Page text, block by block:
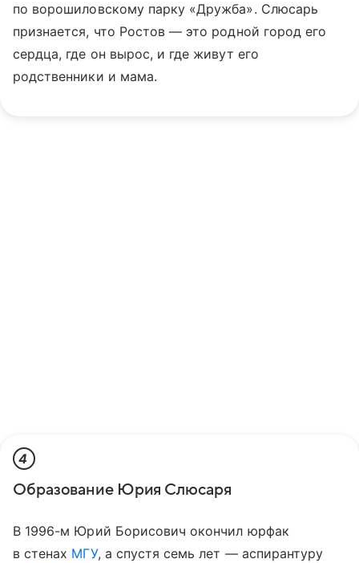
по ворошиловскому парку «Дружба». Слюсарь
признается, что Ростов — это родной город его
сердца, где он вырос, и где живут его
родственники и мама.
4
Образование Юрия Слюсаря
В 1996-м Юрий Борисович окончил юрфак
в стенах МГУ, а спустя семь лет — аспирантуру